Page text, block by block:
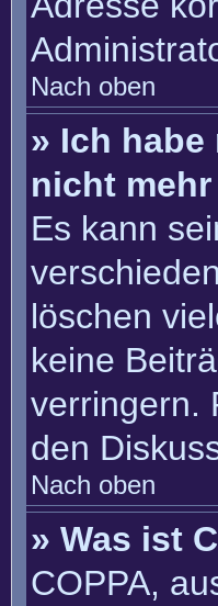
Nach oben
» Ich
nicht
Es kann
löschen
keine
verringern.
den
Nach oben
» Was ist
COPPA,